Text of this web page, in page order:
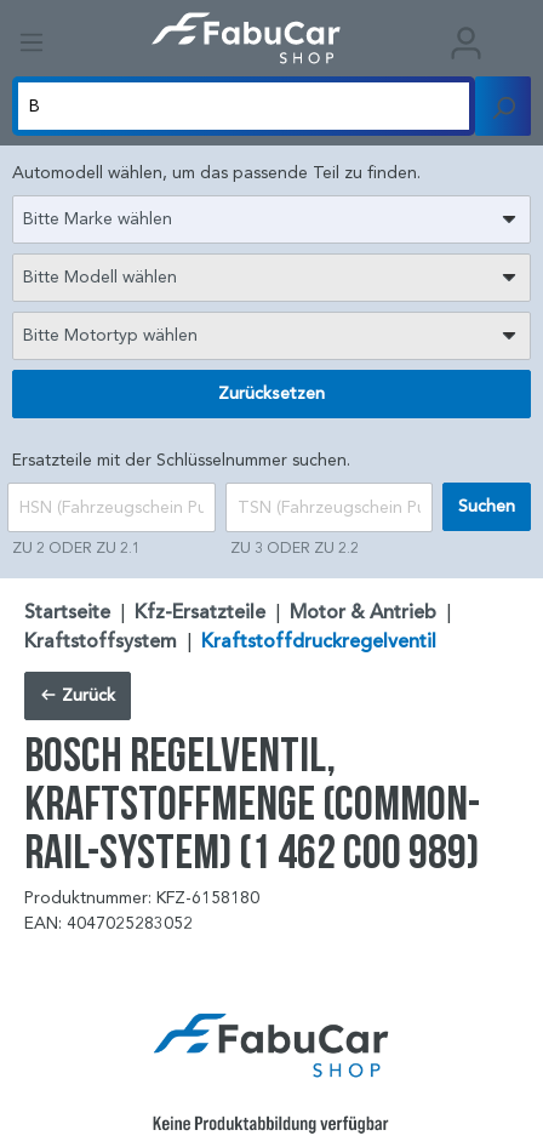
Automodell wählen, um das passende Teil zu finden.
Bitte Marke wählen
Bitte Modell wählen
Bitte Motortyp wählen
Zurücksetzen
Ersatzteile mit der Schlüsselnummer suchen.
ZU 2 ODER ZU 2.1 ZU 3 ODER ZU 2.2
Suchen
Startseite | Kfz-Ersatzteile | Motor & Antrieb |
Kraftstoffsystem | Kraftstoffdruckregelventil
Zurück
BOSCH Regelventil,
Kraftstoffmenge (Common-
Rail-System) (1 462 C00 989)
Produktnummer: KFZ-6158180
EAN: 4047025283052